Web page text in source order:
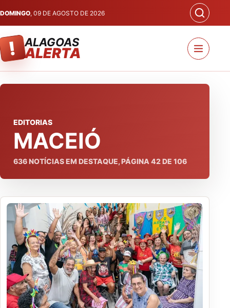
DOMINGO, 09 DE AGOSTO DE 2026
! ALAGOAS
ALERTA
EDITORIAS
MACEIÓ
636NOTÍCIAS EM DESTAQUE, PÁGINA 42DE 106